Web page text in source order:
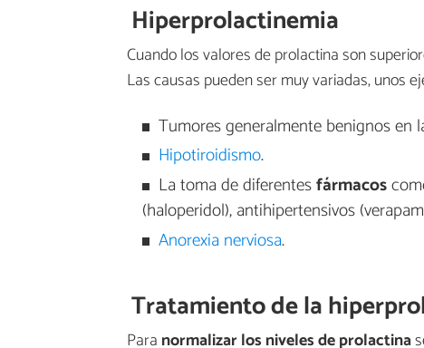
Hiperprolactinemia
Cuando los valores de prolactina son
Las causas pueden ser muy variadas, unos
Tumores generalmente benignos en
Hipotiroidismo.
La toma de diferentesfármacos
(haloperidol), antihipertensivos
Anorexia nerviosa.
Tratamiento de la
Para normalizar los niveles de prolactina